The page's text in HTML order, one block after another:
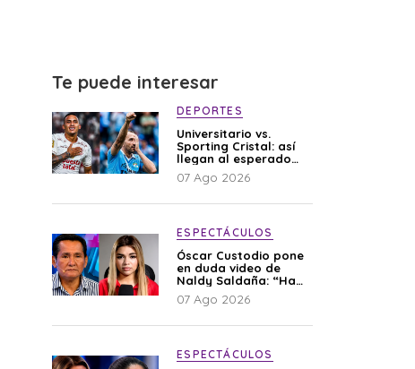
Te puede interesar
DEPORTES
Universitario vs.
Sporting Cristal: así
llegan al esperado
duelo
07 Ago 2026
ESPECTÁCULOS
Óscar Custodio pone
en duda video de
Naldy Saldaña: “Hay
cosas que de repente
se han editado”
07 Ago 2026
ESPECTÁCULOS